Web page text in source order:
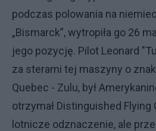
podczas polowania na
„Bismarck”, wytropiła go 26
jego pozycję. Pilot Leonard
za sterami tej maszyny o
Quebec - Zulu, był
otrzymał Distinguished
lotnicze odznaczenie, ale